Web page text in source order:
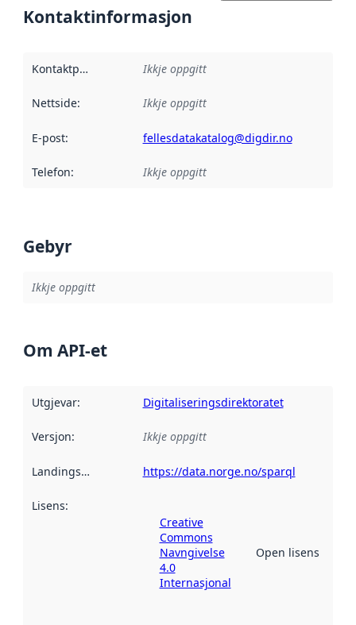
Kontaktinformasjon
Kontaktpunkt Ikkje oppgitt
Nettside: Ikkje oppgitt
E-post: fellesdatakatalog@digdir.no
Telefon: Ikkje oppgitt
Gebyr
Ikkje oppgitt
Om API-et
Utgjevar: Digitaliseringsdirektoratet
Versjon: Ikkje oppgitt
Landingsside https://data.norge.no/sparql
Lisens:
Creative
Commons
Navngivelse
4.0
Internasjonal
Open lisens